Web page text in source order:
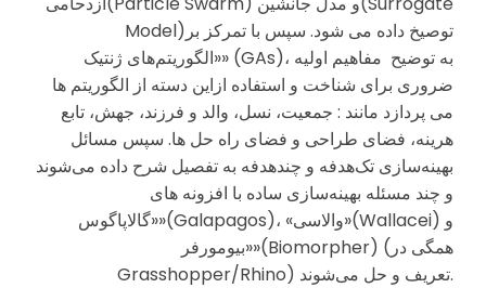
Model)توصیخ داده می شود. سپس با تمرکز بر
«الگوریتم‌های ژنتیک» (GAs)، به توضیح مفاهیم اولیه
ضروری برای شناخت و استفاده ازاین دسته از الگوریتم ها
می پردازد مانند : جمعیت، نسل، والد و فرزند، جهش، تابع
هرینه، فضای طراحی و فضای راه حل ها. سپس مسائل
بهینه‌سازی تک‌هدفه و چندهدفه به تفصیل شرح داده می‌شوند
و چند مسئله بهینه‌سازی ساده با افزونه های
«گالاپاگوس»(Galapagos)، «والاسی»(Wallacei) و
«بیومورفر»(Biomorpher) (همگی در
Grasshopper/Rhino) تعریف و حل می‌شوند.